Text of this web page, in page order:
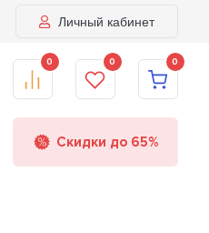
Личный кабинет
0 0 0
Скидки до 65%